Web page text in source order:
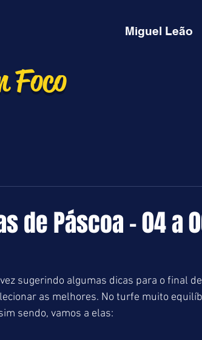
Foco
Miguel Leão
de Páscoa - 04 a
sugerindo algumas dicas para o final
as melhores. No turfe muito
sendo, vamos a elas: